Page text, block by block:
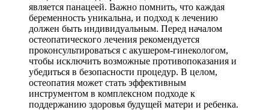
является панацеей. Важно помнить, что каждая
беременность уникальна, и подход к лечению
должен быть индивидуальным. Перед началом
остеопатического лечения рекомендуется
проконсультироваться с акушером-гинекологом,
чтобы исключить возможные противопоказания и
убедиться в безопасности процедур. В целом,
остеопатия может стать эффективным
инструментом в комплексном подходе к
поддержанию здоровья будущей матери и ребенка.